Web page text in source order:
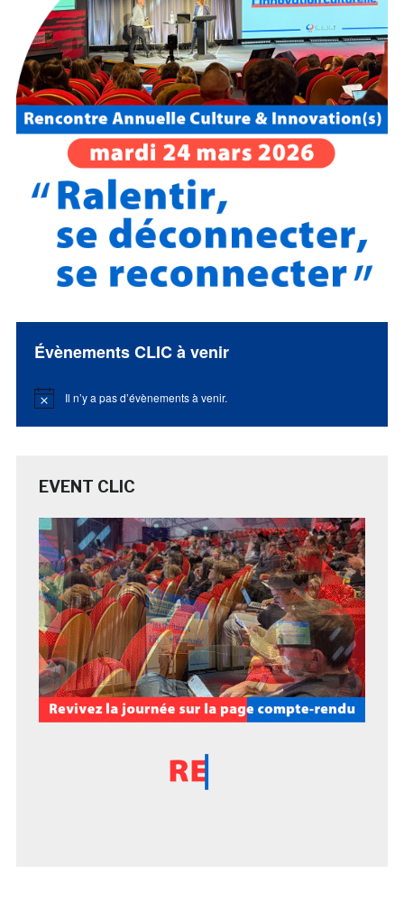
Évènements CLIC à venir
Notice Il n’y a pas d’évènements à venir.
EVENT CLIC